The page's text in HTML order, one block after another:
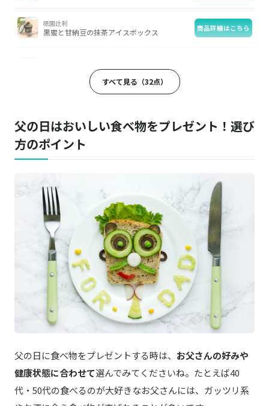
祇園辻利
黒蜜と甘納豆の抹茶アイスボックス 商品詳細はこちら
1段重 焼肉セット
イベリコ豚専門店 イベリコ屋
イベリコ豚 厚切り 肩ロース ステーキ 4枚入
信州ご当地ピッツァ5枚セット Amazonはこちら
ゐざさ
蒸しずし「笹の薫り」 商品詳細はこちら
NISHIKIYA KITCHEN／ニシキヤキッチン
ベーシックカレー食べ比べセット（6種） 商品詳細はこちら
九州産 豊優牛 ローストビーフ 詰め合わせ 商品詳細はこちら
野菜をMOTTO
チャウダー
伊藤久右衛門
宇治抹茶の和菓子 詰め合わせ 宇治彩菓 綾 商品詳細はこちら
すべて見る（32点）
父の日はおいしい食べ物をプレゼント！選び
方のポイント
父の日に食べ物をプレゼントする時は、 お父さんの好みや
健康状態に合わせて選んでみてくださいね。たとえば40
代・50代の食べるのが大好きなお父さんには、ガッツリ系